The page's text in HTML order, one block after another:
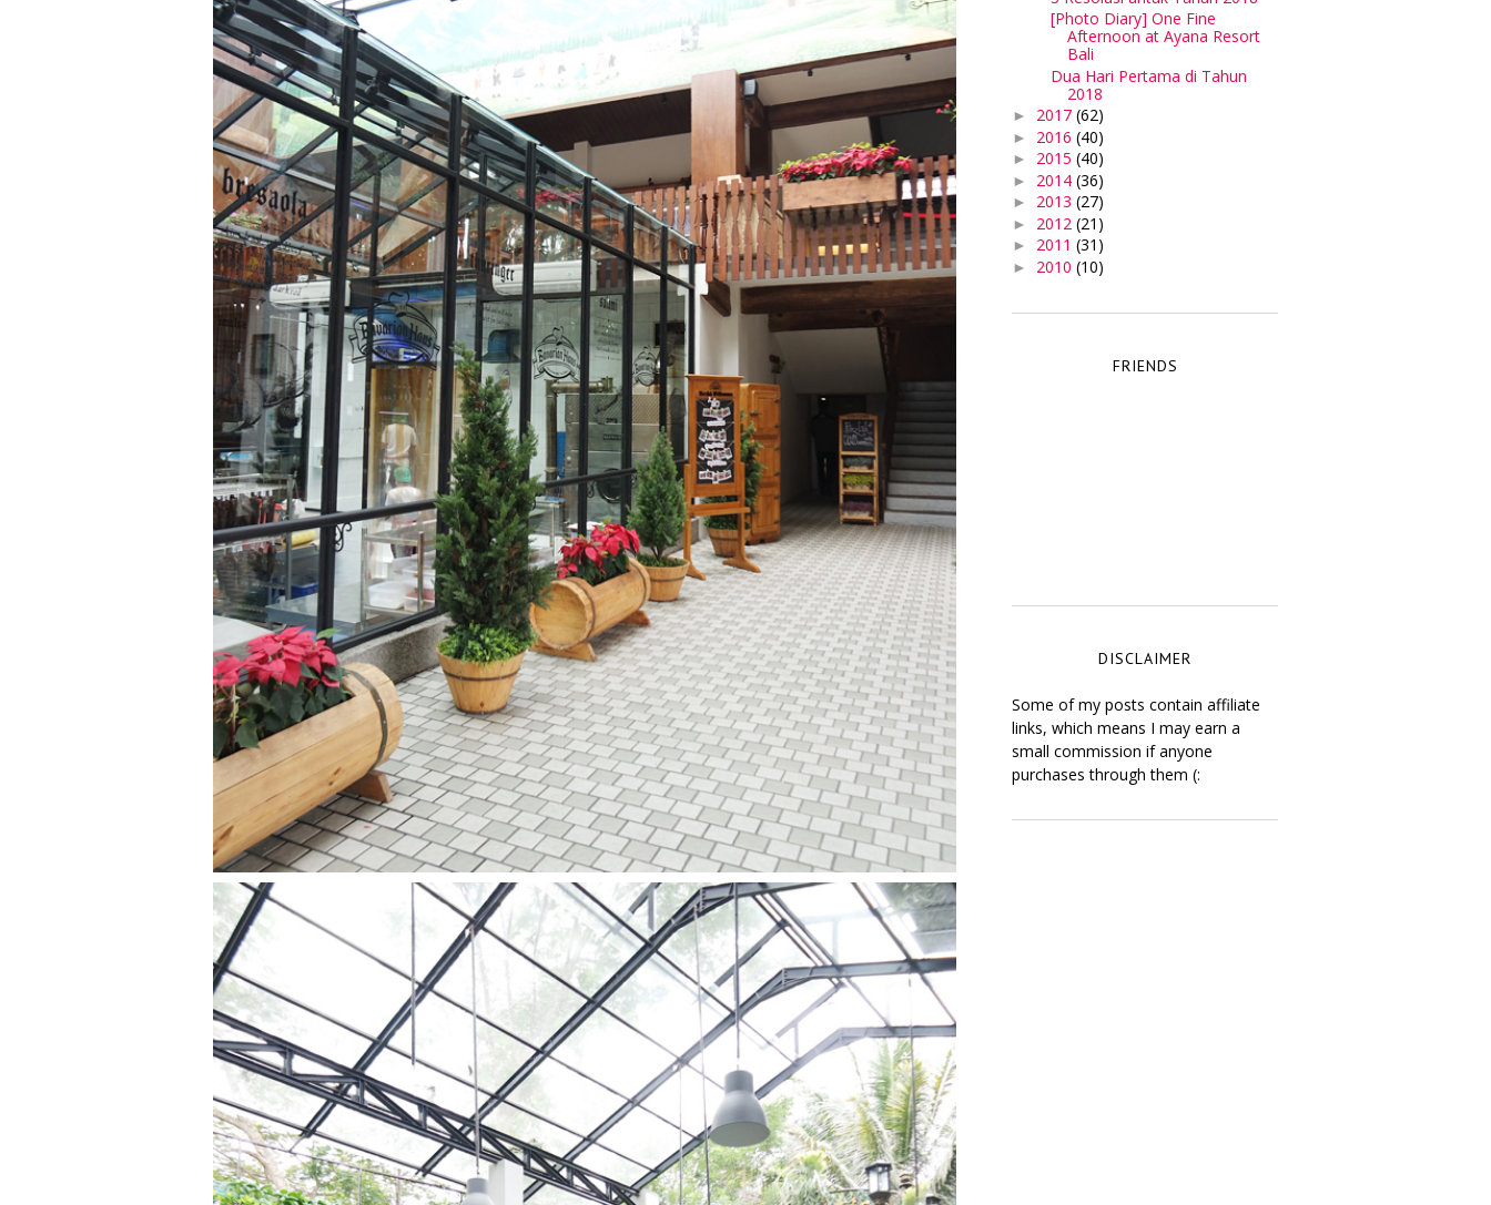
[Photo Diary] One Fine
Afternoon at Ayana Resort
Bali
Dua Hari Pertama di Tahun
2018
► 2017 (62)
► 2016 (40)
► 2015 (40)
► 2014 (36)
► 2013 (27)
► 2012 (21)
► 2011 (31)
► 2010 (10)
FRIENDS
DISCLAIMER
Some of my posts contain affiliate
links, which means I may earn a
small commission if anyone
purchases through them (: